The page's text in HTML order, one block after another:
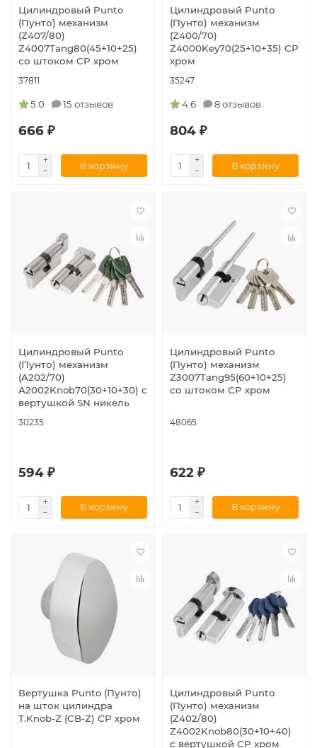
Цилиндровый Punto
(Пунто) механизм
(Z407/80)
Z4007Tang80(45+10+25)
со штоком CP хром
37811
5.0 15 отзывов
666 ₽
В корзину
Цилиндровый Punto
(Пунто) механизм
(Z400/70)
Z4000Key70(25+10+35) CP
хром
35247
4.6 8 отзывов
804 ₽
В корзину
Цилиндровый Punto
(Пунто) механизм
(A202/70)
A2002Knob70(30+10+30) с
вертушкой SN никель
30235
594 ₽
В корзину
Цилиндровый Punto
(Пунто) механизм
Z3007Tang95(60+10+25)
со штоком CP хром
48065
622 ₽
В корзину
Вертушка Punto (Пунто)
на шток цилиндра
T.Knob-Z (CB-Z) CP хром
Цилиндровый Punto
(Пунто) механизм
(Z402/80)
Z4002Knob80(30+10+40)
с вертушкой CP хром